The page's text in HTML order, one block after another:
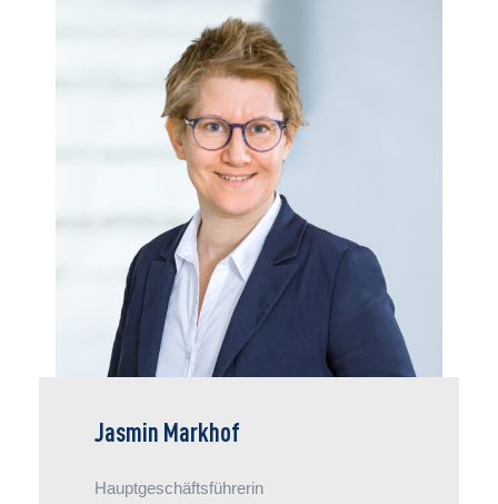
Jasmin Markhof leitet den Verband und steuert
den Kurs der Verbändegemeinschaft. Für die
erfahrene Arbeitsrechtlerin zählt die
Weiterentwicklung der verbandlichen Leistung
– Beratungsqualität, Serviceorientierung und
die digitale Transformation stehen dabei im
Fokus. Sozialpolitisch engagiert sich die
Hauptgeschäftsführerin im
Verwaltungsausschuss der Agentur für Arbeit
und im Beirat des Jobcenters Osnabrück
sowie als ehrenamtliche Richterin beim
Bundesarbeitsgericht.
Jasmin Markhof
Hauptgeschäftsführerin